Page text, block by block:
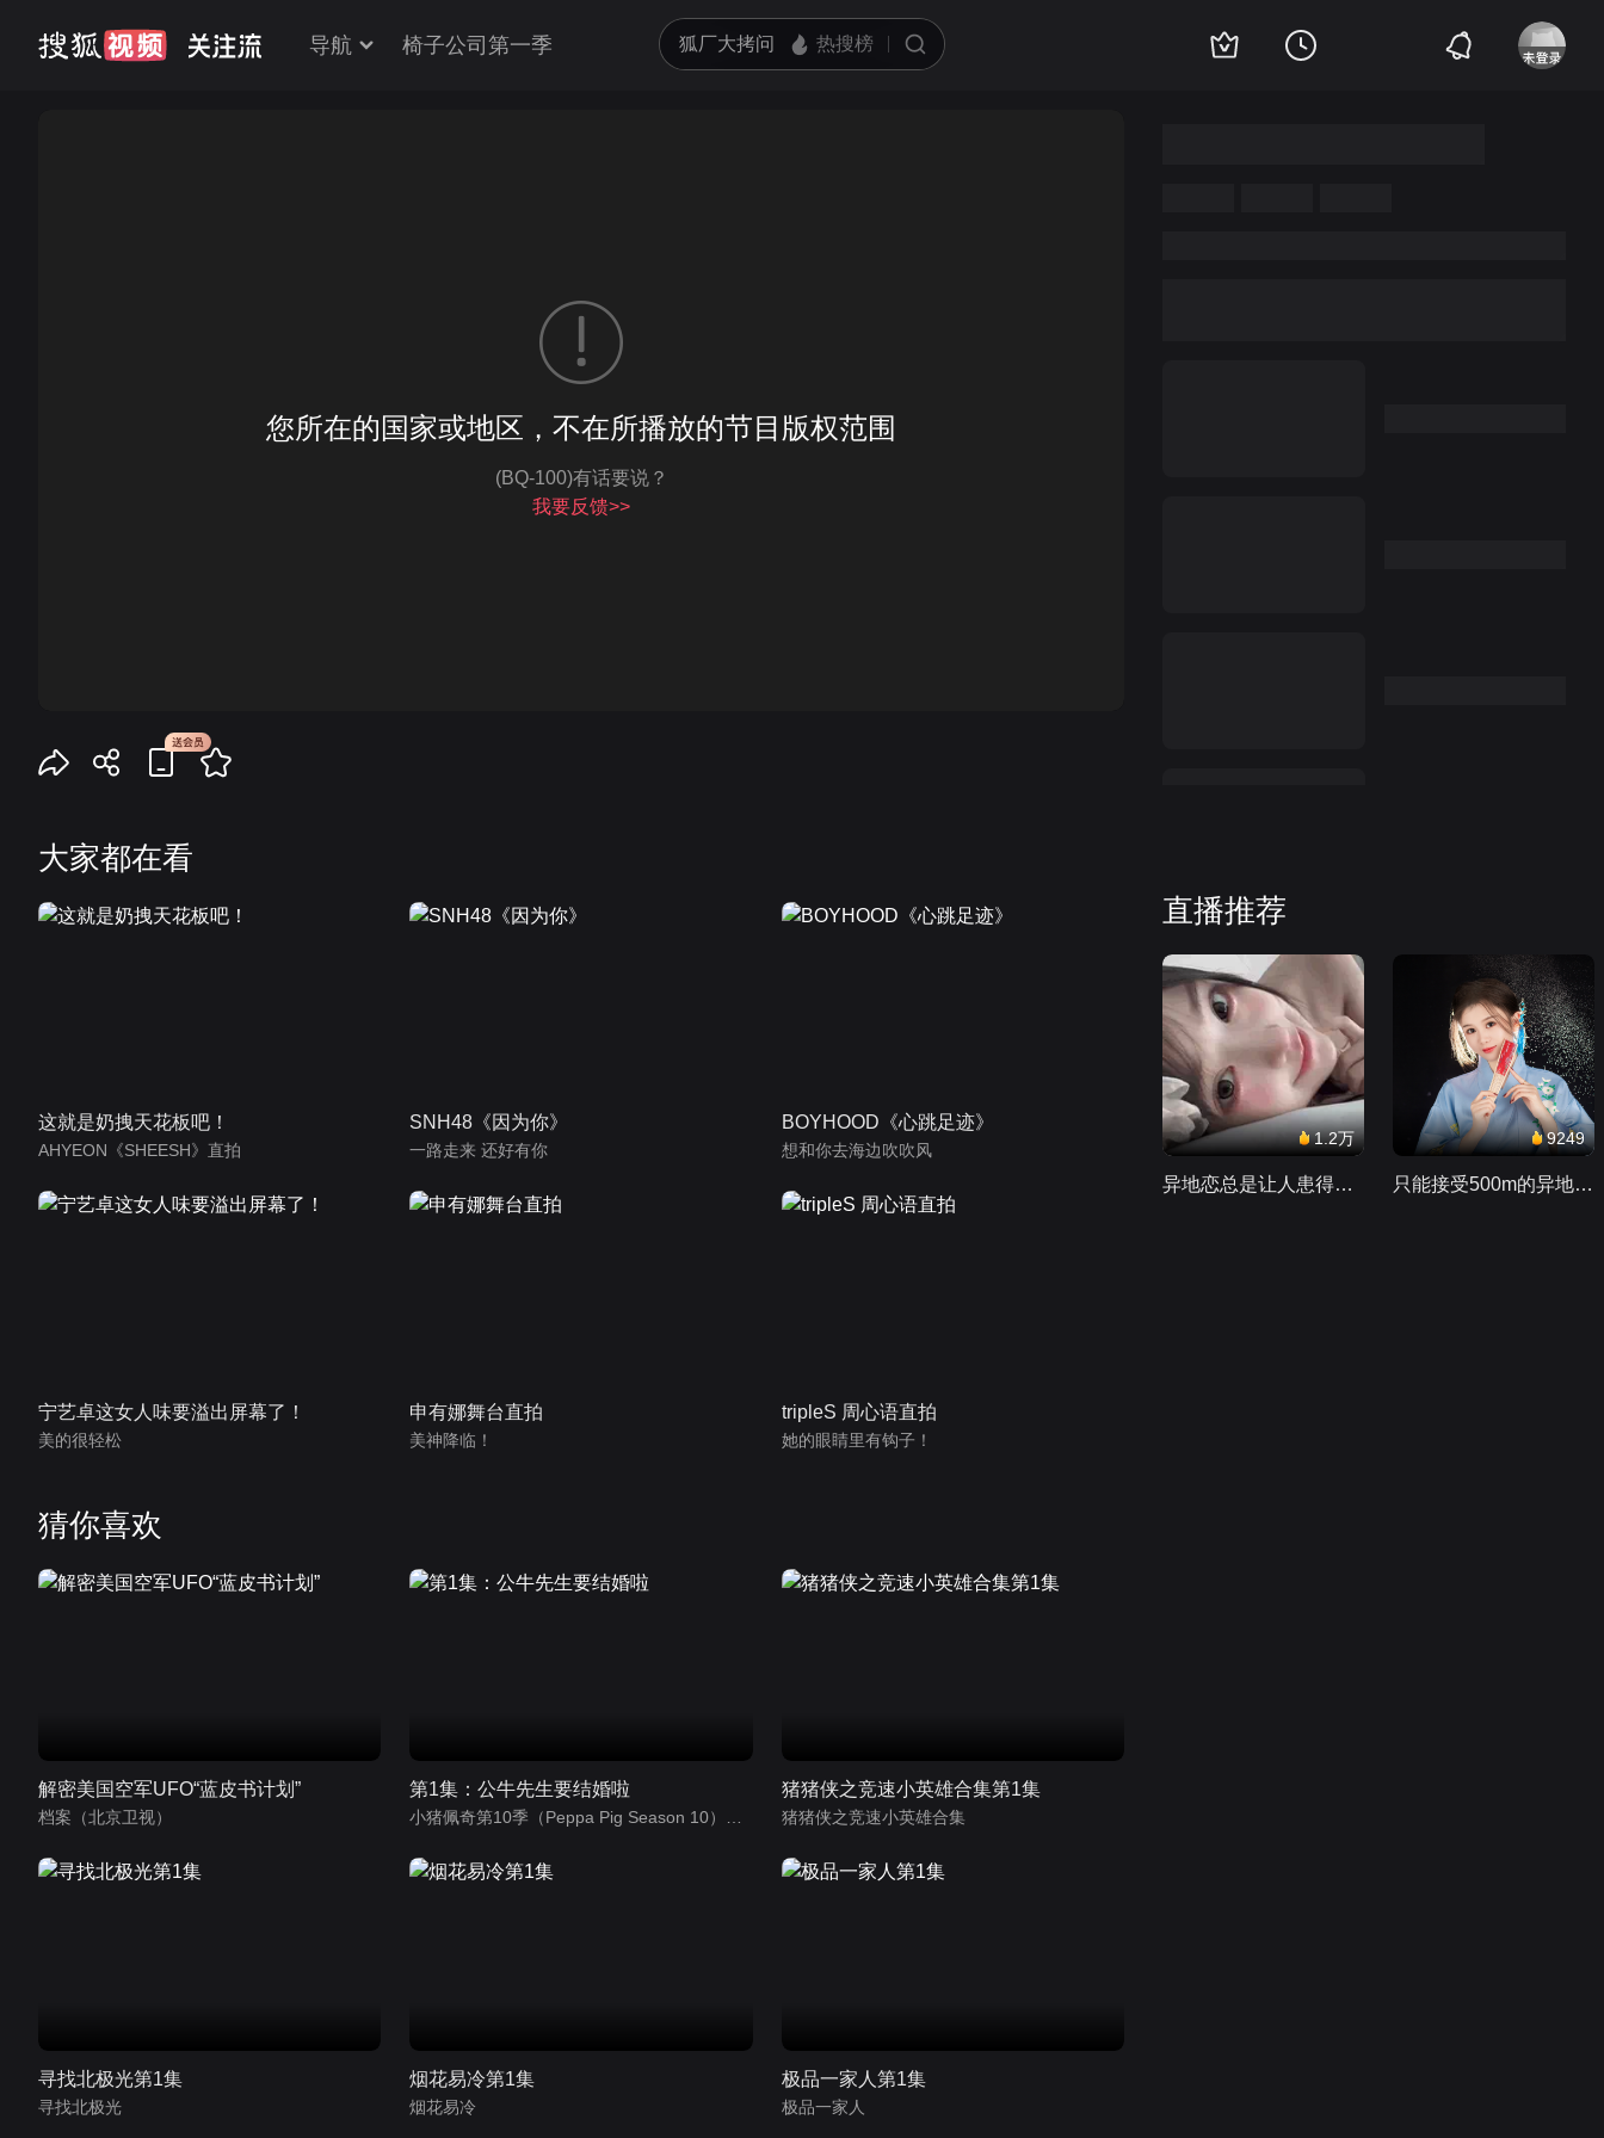
导航 椅子公司第一季
您所在的国家或地区，不在所播放的节目版权范围
(BQ-100)有话要说？
我要反馈>>
亮度
大家都在看
这就是奶拽天花板吧！
AHYEON《SHEESH》直拍
SNH48《因为你》
一路走来 还好有你
BOYHOOD《心跳足迹》
想和你去海边吹吹风
宁艺卓这女人味要溢出屏幕了！
美的很轻松
申有娜舞台直拍
美神降临！
tripleS 周心语直拍
她的眼睛里有钩子！
猜你喜欢
解密美国空军UFO“蓝皮书计划”
档案（北京卫视）
第1集：公牛先生要结婚啦
小猪佩奇第10季（Peppa Pig Season 10）（中文版） 有声音频
猪猪侠之竞速小英雄合集第1集
猪猪侠之竞速小英雄合集
寻找北极光第1集
寻找北极光
烟花易冷第1集
烟花易冷
极品一家人第1集
极品一家人
直播推荐
1.2万
异地恋总是让人患得患失。。。
9249
只能接受500m的异地恋，电动车没电了......